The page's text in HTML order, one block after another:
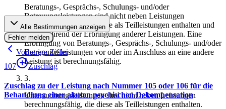
Beratungs-, Gesprächs-, Schulungs- und/oder
Betreuungsleistungen sind nicht neben Leistungen
berechnungsfähig, die diese als Teilleistungen enthalten und
nicht während der Erbringung anderer Leistungen. Eine
Erbringung von Beratungs-, Gesprächs-, Schulungs- und/oder
Betreuungsleistungen vor oder im Anschluss an eine andere
Leistung ist berechnungsfähig.
3.
Untersuchungsleistungen sind nicht neben Leistungen
berechnungsfähig, die diese als Teilleistungen enthalten.
Alle Bestimmungen anzeigen
Fehler melden
Vorherige Ziffer
107
Zuschlag
Zuschlag zu der Leistung nach Nummer 105 oder 106 für die
Behandlung einer akuten psychischen Dekompensation